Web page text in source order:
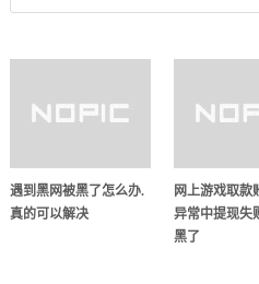
遇到黑网被黑了怎么办.
真的可以解决
网上游戏取款
异常中提现失
黑了